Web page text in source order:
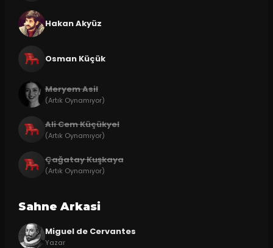
Hakan Akyüz
Osman Küçük
Meryem Asil
(Artık Oynamıyor)
Ali Cem Küçükyel
(Artık Oynamıyor)
Çağatay Kuşkaya
(Artık Oynamıyor)
Sahne Arkasi
Miguel de Cervantes
Yazar